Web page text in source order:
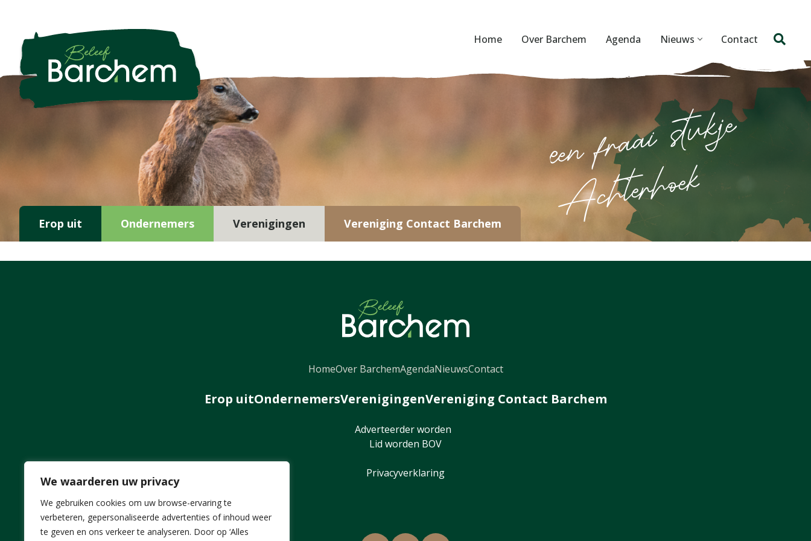
We waarderen uw privacy
We gebruiken cookies om uw browse-ervaring te
verbeteren, gepersonaliseerde advertenties of inhoud weer
te geven en ons verkeer te analyseren. Door op ‘Alles
Home Over Barchem Agenda Nieuws Contact
Erop uit Ondernemers Verenigingen Vereniging Contact Barchem
HomeOver BarchemAgendaNieuwsContact
Erop uitOndernemersVerenigingenVereniging Contact Barchem
Adverteerder worden
Lid worden BOV
Privacyverklaring